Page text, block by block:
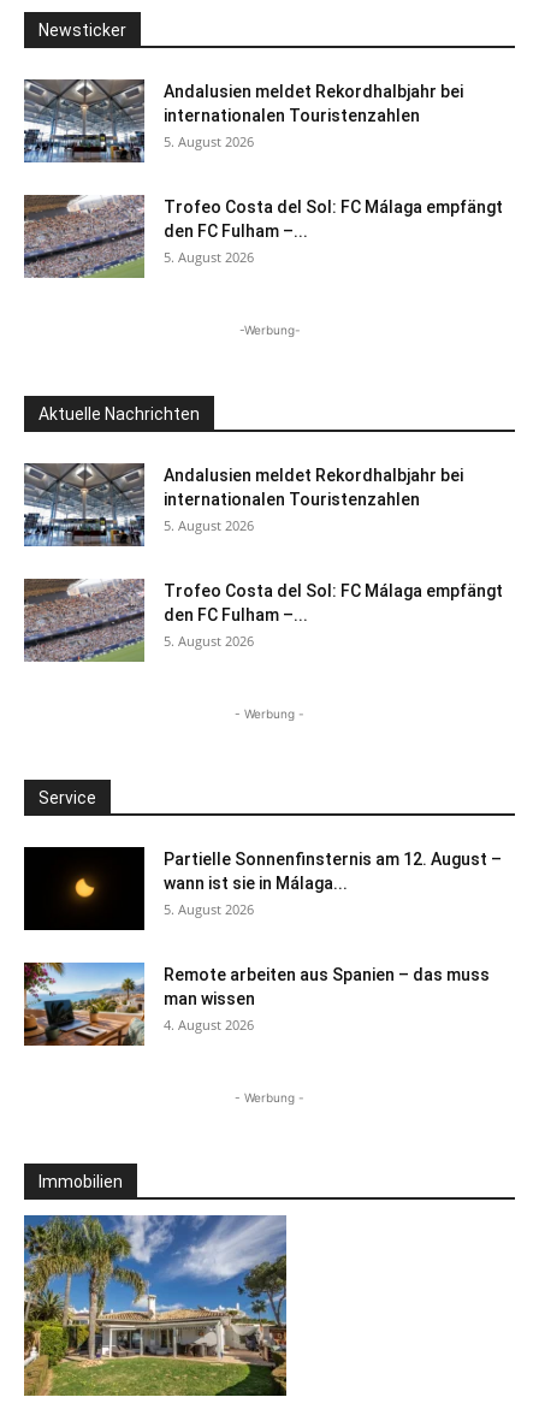
Newsticker
Andalusien meldet Rekordhalbjahr bei
internationalen Touristenzahlen
5. August 2026
Trofeo Costa del Sol: FC Málaga empfängt
den FC Fulham –...
5. August 2026
-Werbung-
Aktuelle Nachrichten
Andalusien meldet Rekordhalbjahr bei
internationalen Touristenzahlen
5. August 2026
Trofeo Costa del Sol: FC Málaga empfängt
den FC Fulham –...
5. August 2026
- Werbung -
Service
Partielle Sonnenfinsternis am 12. August –
wann ist sie in Málaga...
5. August 2026
Remote arbeiten aus Spanien – das muss
man wissen
4. August 2026
- Werbung -
Immobilien